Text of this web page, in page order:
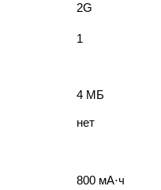
2G
1
4 МБ
нет
800 мА⋅ч